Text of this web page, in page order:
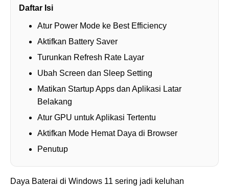
Daftar Isi
Atur Power Mode ke Best Efficiency
Aktifkan Battery Saver
Turunkan Refresh Rate Layar
Ubah Screen dan Sleep Setting
Matikan Startup Apps dan Aplikasi Latar
Belakang
Atur GPU untuk Aplikasi Tertentu
Aktifkan Mode Hemat Daya di Browser
Penutup
Daya Baterai di Windows 11 sering jadi keluhan